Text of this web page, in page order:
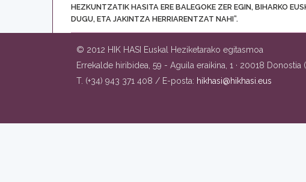
HEZKUNTZATIK HASITA ERE BALEGOKE ZER EGIN, BIHARKO
DUGU, ETA JAKINTZA HERRIARENTZAT NAHI”.
© 2012 HIK HASI Euskal Heziketarako egitasmoa
Errekalde hiribidea, 59 - Aguila eraikina, 1 · 20018 Donostia
T. (+34) 943 371 408 / E-posta: hikhasi@hikhasi.eus